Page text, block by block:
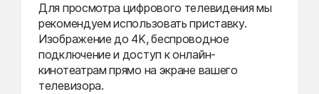
Для просмотра цифрового телевидения мы
рекомендуем использовать приставку.
Изображение до 4K, беспроводное
подключение и доступ к онлайн-
кинотеатрам прямо на экране вашего
телевизора.